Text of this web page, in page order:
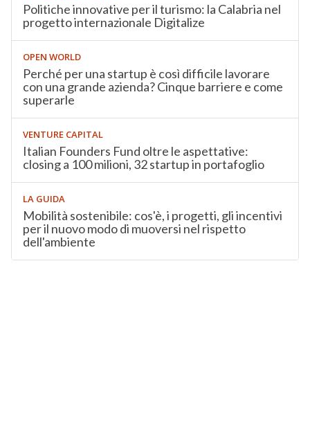
Politiche innovative per il turismo: la Calabria nel
progetto internazionale Digitalize
OPEN WORLD
Perché per una startup è così difficile lavorare
con una grande azienda? Cinque barriere e come
superarle
VENTURE CAPITAL
Italian Founders Fund oltre le aspettative:
closing a 100 milioni, 32 startup in portafoglio
LA GUIDA
Mobilità sostenibile: cos'è, i progetti, gli incentivi
per il nuovo modo di muoversi nel rispetto
dell'ambiente